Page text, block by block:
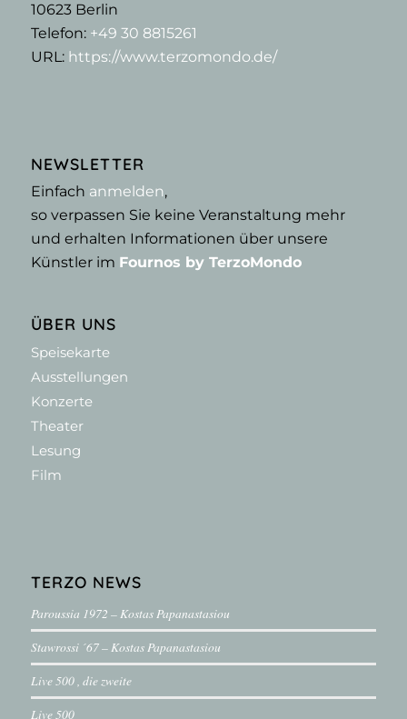
10623Berlin
Telefon: +49 30 8815261
URL: https://www.terzomondo.de/
NEWSLETTER
Einfach anmelden,
so verpassen Sie keine Veranstaltung mehr
und erhalten Informationen über unsere
Künstler im Fournos by TerzoMondo
ÜBER UNS
Speisekarte
Ausstellungen
Konzerte
Theater
Lesung
Film
TERZO NEWS
Paroussia 1972 – Kostas Papanastasiou
Stawrossi ´67 – Kostas Papanastasiou
Live 500 , die zweite
Live 500